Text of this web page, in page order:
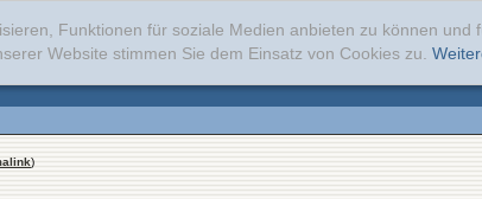
Funktionen für soziale Medien anbieten zu können
Website stimmen Sie dem Einsatz von Cookies zu.
)